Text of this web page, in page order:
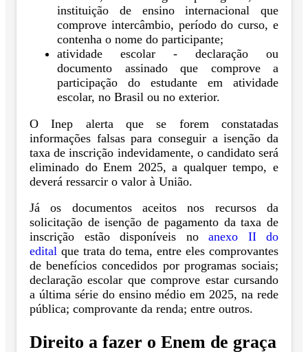
instituição de ensino internacional que
comprove intercâmbio, período do curso, e
contenha o nome do participante;
atividade escolar - declaração ou
documento assinado que comprove a
participação do estudante em atividade
escolar, no Brasil ou no exterior.
O Inep alerta que se forem constatadas
informações falsas para conseguir a isenção da
taxa de inscrição indevidamente, o candidato será
eliminado do Enem 2025, a qualquer tempo, e
deverá ressarcir o valor à União.
Já os documentos aceitos nos recursos da
solicitação de isenção de pagamento da taxa de
inscrição estão disponíveis no anexo II do
edital que trata do tema, entre eles comprovantes
de benefícios concedidos por programas sociais;
declaração escolar que comprove estar cursando
a última série do ensino médio em 2025, na rede
pública; comprovante da renda; entre outros.
Direito a fazer o Enem de graça